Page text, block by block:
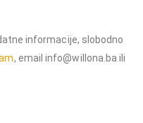
informacije, slobodno
, email info@willona.ba ili